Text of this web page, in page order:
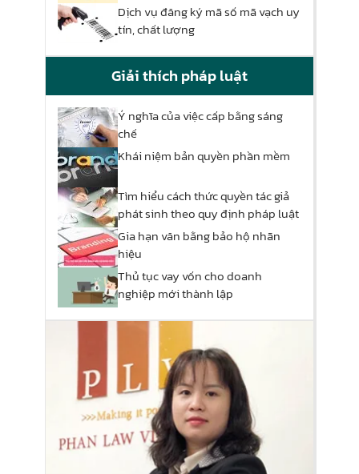
Dịch vụ đăng ký mã số mã vạch uy
tín, chất lượng
Giải thích pháp luật
Ý nghĩa của việc cấp bằng sáng
chế
Khái niệm bản quyền phần mềm
Tìm hiểu cách thức quyền tác giả
phát sinh theo quy định pháp luật
Gia hạn văn bằng bảo hộ nhãn
hiệu
Thủ tục vay vốn cho doanh
nghiệp mới thành lập